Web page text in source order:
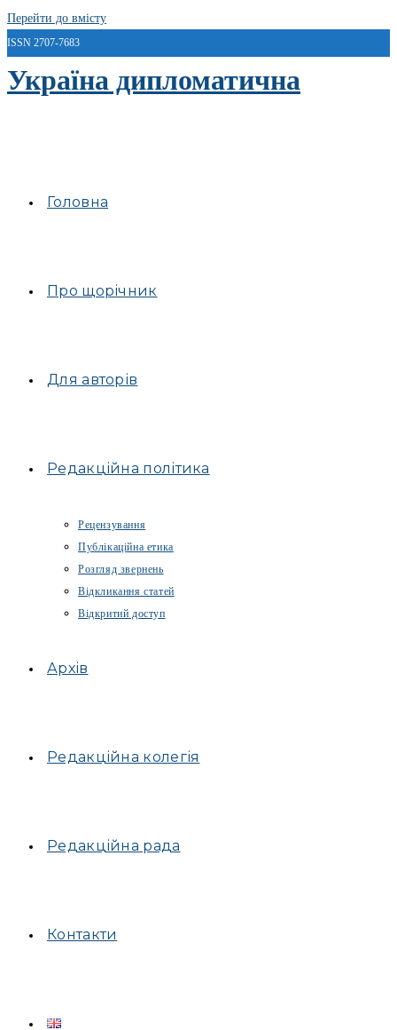
Перейти до вмісту
ISSN 2707-7683
Україна дипломатична
Головна
Про щорічник
Для авторів
Редакційна політика
Рецензування
Публікаційна етика
Розгляд звернень
Відкликання статей
Відкритий доступ
Архів
Редакційна колегія
Редакційна рада
Контакти